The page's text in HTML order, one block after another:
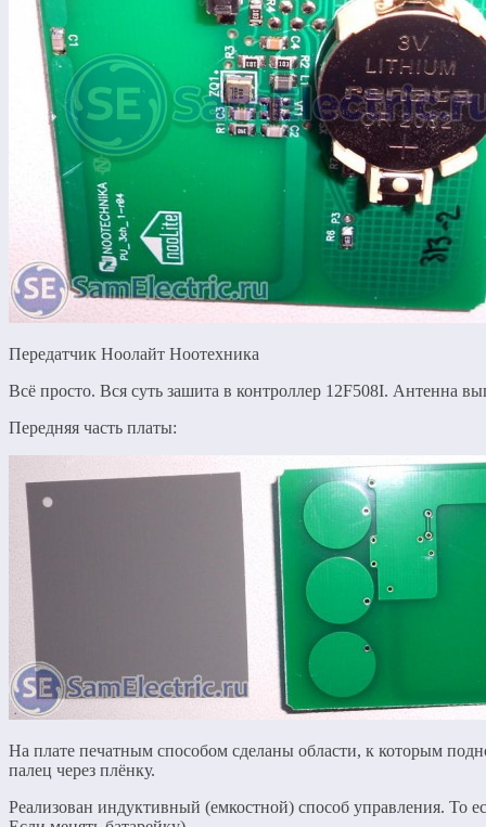
Передатчик Ноолайт Ноотехника
Всё просто. Вся суть зашита в контроллер 12F508I. Антенна
Передняя часть платы:
На плате печатным способом сделаны области, к которым
палец через плёнку.
Реализован индуктивный (емкостной) способ управления. То